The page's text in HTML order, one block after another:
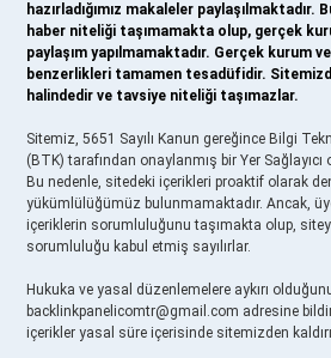
hazırladığımız makaleler paylaşılmaktadır.
haber niteliği taşımamakta olup, gerçek
paylaşım yapılmamaktadır. Gerçek kurum
benzerlikleri tamamen tesadüfidir.
halindedir ve tavsiye niteliği taşımazlar.
Sitemiz, 5651 Sayılı Kanun gereğince Bilgi
(BTK) tarafından onaylanmış bir Yer
Bu nedenle, sitedeki içerikleri proaktif olarak
yükümlülüğümüz bulunmamaktadır. Ancak,
içeriklerin sorumluluğunu taşımakta olup,
sorumluluğu kabul etmiş sayılırlar.
Hukuka ve yasal düzenlemelere aykırı
backlinkpanelicomtr@gmail.com adresine
içerikler yasal süre içerisinde sitemizden